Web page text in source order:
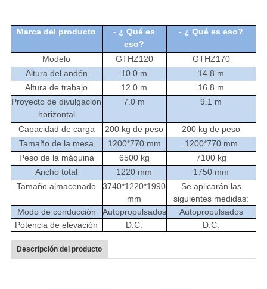
Marca del producto
- ¿ Qué es
eso?
- ¿ Qué es eso?
Modelo GTHZ120
GTHZ170
Altura del andén
10.0 m
14.8 m
Altura de trabajo
12.0 m
16.8 m
Proyecto de divulgación
horizontal
7.0 m 9.1 m
Capacidad de carga 200 kg de peso
200 kg de peso
Tamaño de la mesa
1200*770 mm
1200*770 mm
Peso de la máquina
6500 kg
7100 kg
Ancho total
1220 mm
1750 mm
Tamaño almacenado
3740*1220*1990
mm
Se aplicarán las
siguientes medidas:
Modo de conducción
Autopropulsados
Autopropulsados
Potencia de elevación
D.C. D.C.
Descripción del producto